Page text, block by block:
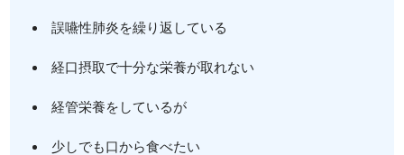
誤嚥性肺炎を繰り返している
経口摂取で十分な栄養が取れない
経管栄養をしているが
少しでも口から食べたい